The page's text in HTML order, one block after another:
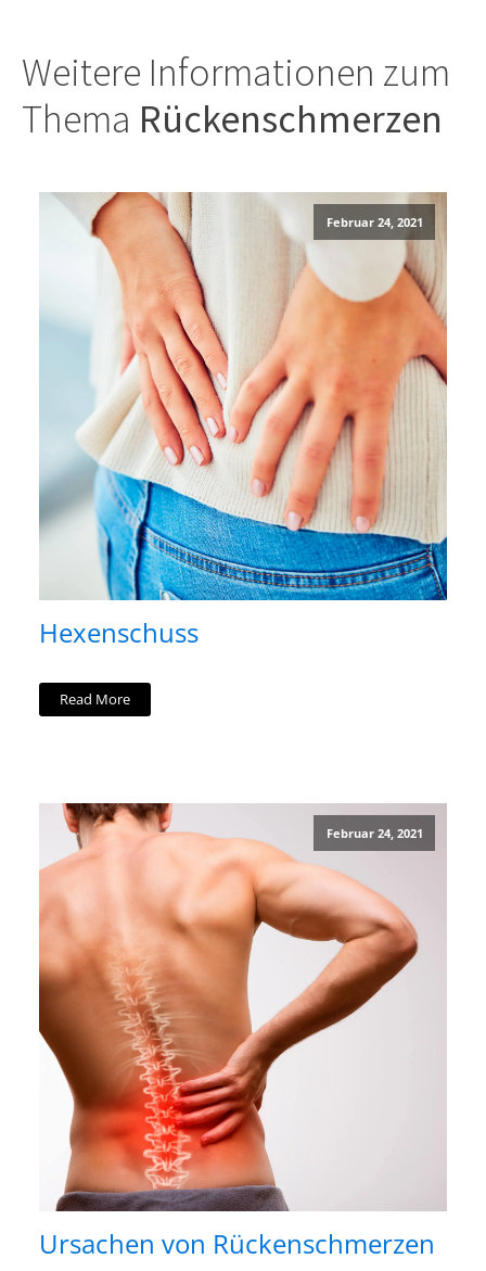
Weitere Informationen zum
Thema Rückenschmerzen
Februar 24, 2021
Hexenschuss
Read More
Februar 24, 2021
Ursachen von Rückenschmerzen